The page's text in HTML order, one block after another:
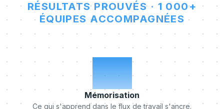
RÉSULTATS PROUVÉS · 1 000+
ÉQUIPES ACCOMPAGNÉES
x5
Mémorisation
Ce qui s'apprend dans le flux de travail s'ancre.